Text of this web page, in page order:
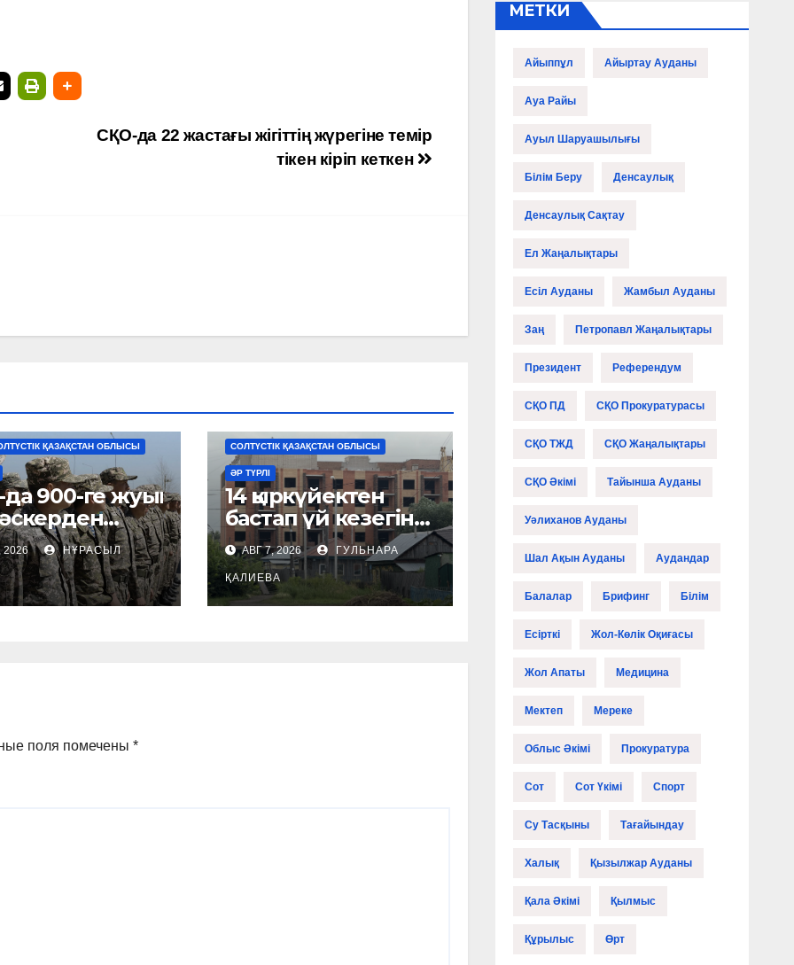
СҚО-да 22 жастағы жігіттің жүрегіне темір
тікен кіріп кеткен
ҚАЗАҚСТАН ОБЛЫСЫ
900-ге жуық
жүр
НҰРАСЫЛ
СОЛТҮСТІК ҚАЗАҚСТАН ОБЛЫСЫ
ӘР ТҮРЛІ
14 қыркүйектен
бастап үй кезегіне
тұру тәртібі
өзгереді
АВГ 7, 2026 ГУЛЬНАРА
ҚАЛИЕВА
поля помечены *
МЕТКИ
Айыппұл Айыртау Ауданы
Ауа Райы
Ауыл Шаруашылығы
Білім Беру Денсаулық
Денсаулық Сақтау
Ел Жаңалықтары
Есіл Ауданы Жамбыл Ауданы
Заң Петропавл Жаңалықтары
Президент Референдум
СҚО ПД СҚО Прокуратурасы
СҚО ТЖД СҚО Жаңалықтары
СҚО Әкімі Тайынша Ауданы
Уәлиханов Ауданы
Шал Ақын Ауданы Аудандар
Балалар Брифинг Білім
Есірткі Жол-Көлік Оқиғасы
Жол Апаты Медицина
Мектеп Мереке
Облыс Әкімі Прокуратура
Сот Сот Үкімі Спорт
Су Тасқыны Тағайындау
Халық Қызылжар Ауданы
Қала Әкімі Қылмыс
Құрылыс Өрт